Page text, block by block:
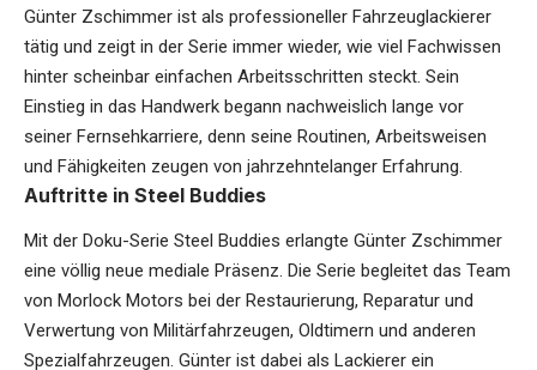
Günter Zschimmer ist als professioneller Fahrzeuglackierer
tätig und zeigt in der Serie immer wieder, wie viel Fachwissen
hinter scheinbar einfachen Arbeitsschritten steckt. Sein
Einstieg in das Handwerk begann nachweislich lange vor
seiner Fernsehkarriere, denn seine Routinen, Arbeitsweisen
und Fähigkeiten zeugen von jahrzehntelanger Erfahrung.
Auftritte in Steel Buddies
Mit der Doku-Serie Steel Buddies erlangte Günter Zschimmer
eine völlig neue mediale Präsenz. Die Serie begleitet das Team
von Morlock Motors bei der Restaurierung, Reparatur und
Verwertung von Militärfahrzeugen, Oldtimern und anderen
Spezialfahrzeugen. Günter ist dabei als Lackierer ein